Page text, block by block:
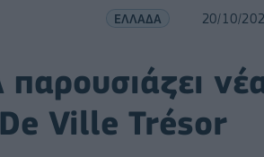
ΕΛΛΑΔΑ 20/10/
παρουσιάζει
Ville Trésor